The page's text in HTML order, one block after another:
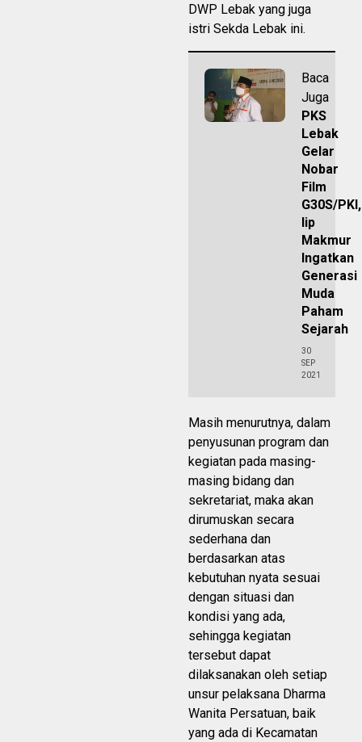
DWP Lebak yang juga
istri Sekda Lebak ini.
Baca
Juga
PKS
Lebak
Gelar
Nobar
Film
G30S/PKI,
Iip
Makmur
Ingatkan
Generasi
Muda
Paham
Sejarah
30
SEP
2021
Masih menurutnya, dalam
penyusunan program dan
kegiatan pada masing-
masing bidang dan
sekretariat, maka akan
dirumuskan secara
sederhana dan
berdasarkan atas
kebutuhan nyata sesuai
dengan situasi dan
kondisi yang ada,
sehingga kegiatan
tersebut dapat
dilaksanakan oleh setiap
unsur pelaksana Dharma
Wanita Persatuan, baik
yang ada di Kecamatan